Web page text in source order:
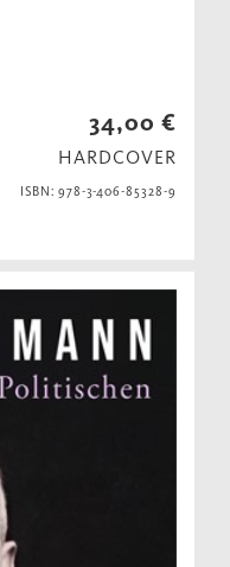
34,00 €
HARDCOVER
ISBN: 978-3-406-85328-9